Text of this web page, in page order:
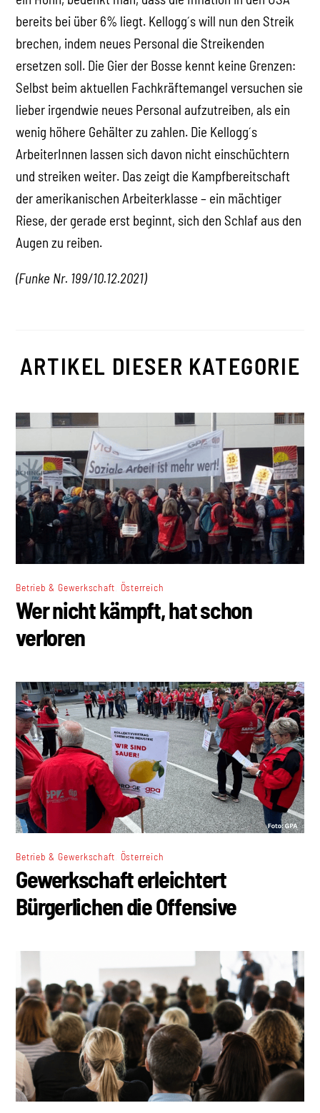
bereits bei über 6% liegt. Kellogg´s will nun den Streik
brechen, indem neues Personal die Streikenden
ersetzen soll. Die Gier der Bosse kennt keine Grenzen:
Selbst beim aktuellen Fachkräftemangel versuchen sie
lieber irgendwie neues Personal aufzutreiben, als ein
wenig höhere Gehälter zu zahlen. Die Kellogg´s
ArbeiterInnen lassen sich davon nicht einschüchtern
und streiken weiter. Das zeigt die Kampfbereitschaft
der amerikanischen Arbeiterklasse – ein mächtiger
Riese, der gerade erst beginnt, sich den Schlaf aus den
Augen zu reiben.
(Funke Nr. 199/10.12.2021)
ARTIKEL DIESER KATEGORIE
Betrieb & Gewerkschaft Österreich
Wer nicht kämpft, hat schon
verloren
Betrieb & Gewerkschaft Österreich
Gewerkschaft erleichtert
Bürgerlichen die Offensive